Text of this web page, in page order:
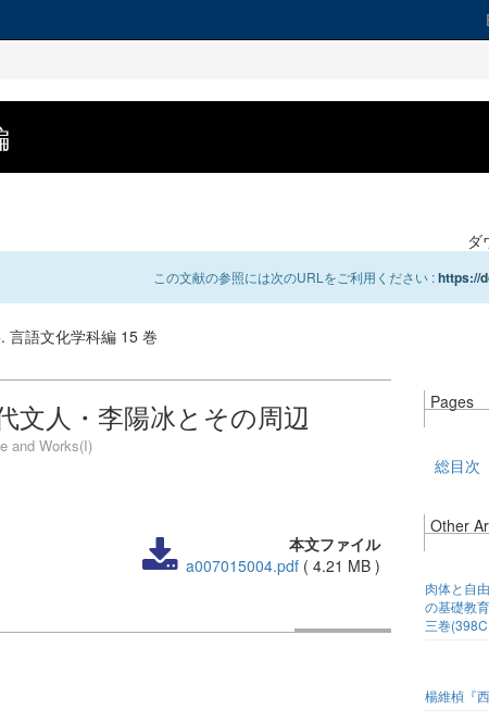
ダ
この文献の参照には次のURLをご利用ください :https://
言語文化学科編 15 巻
文人・李陽冰とその周辺
and Works(I)
本文ファイル
a007015004.pdf (4.21 MB )
Pages
総目次
Other
肉体と自
の基礎教
三巻
楊維楨『